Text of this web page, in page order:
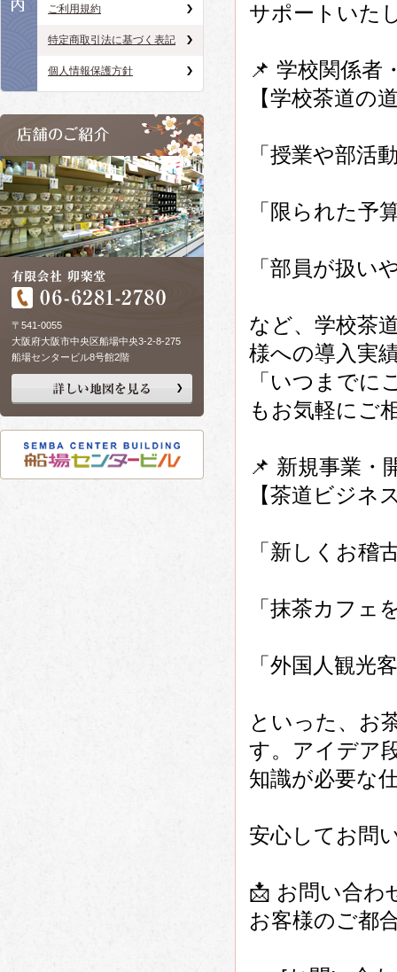
ご利用規約
特定商取引法に基づく表記
個人情報保護方針
〒541-0055
大阪府大阪市中央区船場中央3-2-8-275
船場センタービル8号館2階
サポートいた
📌 学校関係者
【学校茶道の
「授業や部活
「限られた予
「部員が扱い
など、学校茶
様への導入実
「いつまで
もお気軽にご
📌 新規事業・
【茶道ビジネ
「新しくお稽
「抹茶カフェ
「外国人観光
といった、お
す。アイデア
知識が必要な
安心してお問
📩 お問い合わ
お客様のご都